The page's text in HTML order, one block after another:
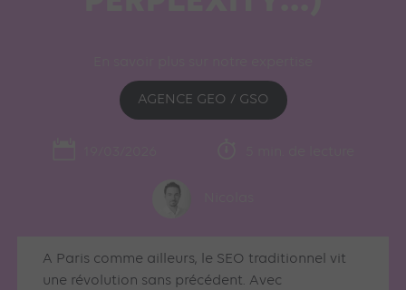
AGENCE GEO / GSO
A Paris comme ailleurs, le SEO traditionnel vit
une révolution sans précédent. Avec